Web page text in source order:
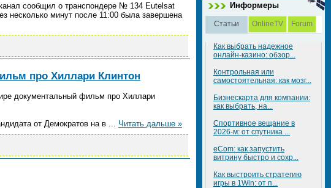
сообщил о транспондере № 134 Eutelsat
несколько минут после 11:00 была завершена
про Хиллари Клинтон
документальный фильм про Хиллари
от Демократов на в ... Читать дальше »
Информеры
Статьи OnlineTV Forum
Как выбрать надежное
онлайн-казино: обзор...
Контрольная или
самостоятельная: как мозг...
Бизнескарта для компании:
как выбрать, на...
Спортивное вещание в
2026-м: от спутника ...
eCom: как запустить
витрину быстро и сохр...
Как выстроить стратегию
игры в 1Win: от п...